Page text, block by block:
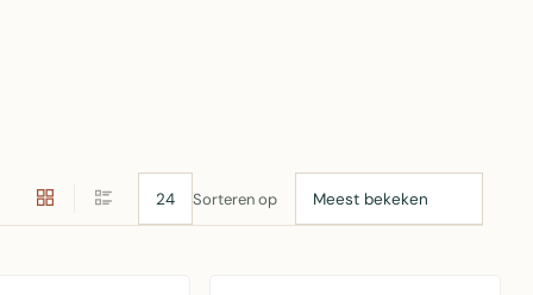
Sorteren op